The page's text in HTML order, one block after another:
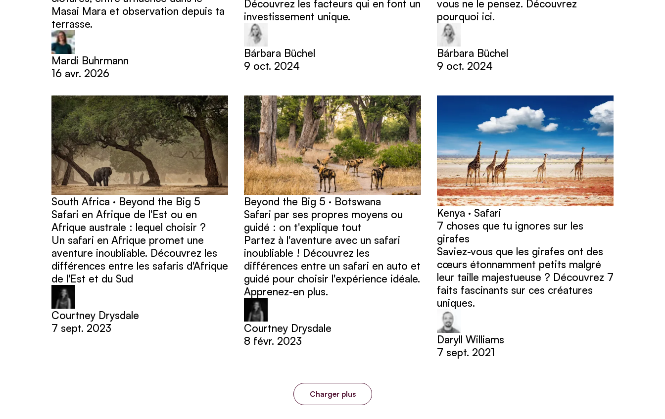
Masai Mara et observation depuis ta
terrasse.
Mardi Buhrmann
16 avr. 2026
Découvrez les facteurs qui en font un
investissement unique.
Bárbara Büchel
9 oct. 2024
vous ne le pensez. Découvrez
pourquoi ici.
Bárbara Büchel
9 oct. 2024
South Africa · Beyond the Big 5
Safari en Afrique de l'Est ou en
Afrique australe : lequel choisir ?
Un safari en Afrique promet une
aventure inoubliable. Découvrez les
différences entre les safaris d'Afrique
de l'Est et du Sud
Courtney Drysdale
7 sept. 2023
Beyond the Big 5 · Botswana
Safari par ses propres moyens ou
guidé : on t'explique tout
Partez à l'aventure avec un safari
inoubliable ! Découvrez les
différences entre un safari en auto et
guidé pour choisir l'expérience idéale.
Apprenez-en plus.
Courtney Drysdale
8 févr. 2023
Kenya · Safari
7 choses que tu ignores sur les
girafes
Saviez-vous que les girafes ont des
cœurs étonnamment petits malgré
leur taille majestueuse ? Découvrez 7
faits fascinants sur ces créatures
uniques.
Daryll Williams
7 sept. 2021
Charger plus